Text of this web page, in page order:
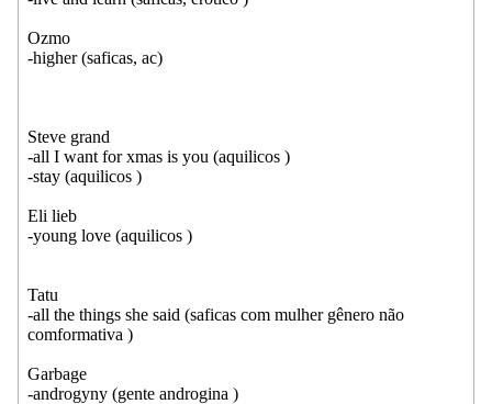
Ozmo
-higher (saficas, ac)
Steve grand
-all I want for xmas is you (aquilicos )
-stay (aquilicos )
Eli lieb
-young love (aquilicos )
Tatu
-all the things she said (saficas com mulher gênero não
comformativa )
Garbage
-androgyny (gente androgina )